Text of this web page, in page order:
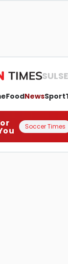
FoodNewsSport
Soccer Times